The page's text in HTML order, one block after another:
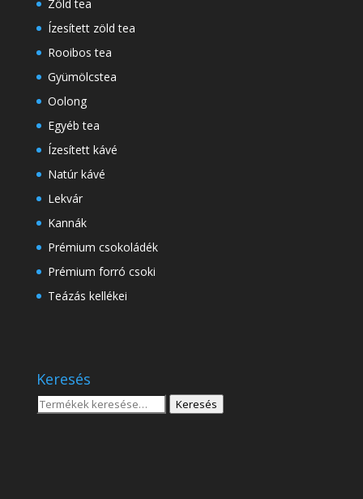
Zöld tea
Ízesített zöld tea
Rooibos tea
Gyümölcstea
Oolong
Egyéb tea
Ízesített kávé
Natúr kávé
Lekvár
Kannák
Prémium csokoládék
Prémium forró csoki
Teázás kellékei
Keresés
Keresés
Keresés